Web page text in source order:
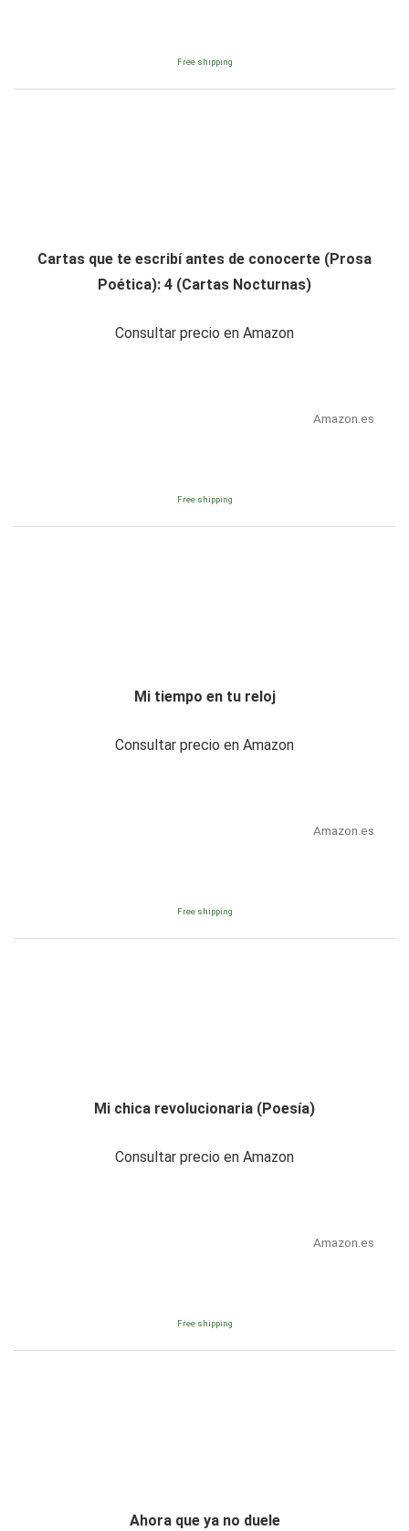
Free shipping
Cartas que te escribí antes de conocerte (Prosa
Poética): 4 (Cartas Nocturnas)
Consultar precio en Amazon
Amazon.es
Free shipping
Mi tiempo en tu reloj
Consultar precio en Amazon
Amazon.es
Free shipping
Mi chica revolucionaria (Poesía)
Consultar precio en Amazon
Amazon.es
Free shipping
Ahora que ya no duele